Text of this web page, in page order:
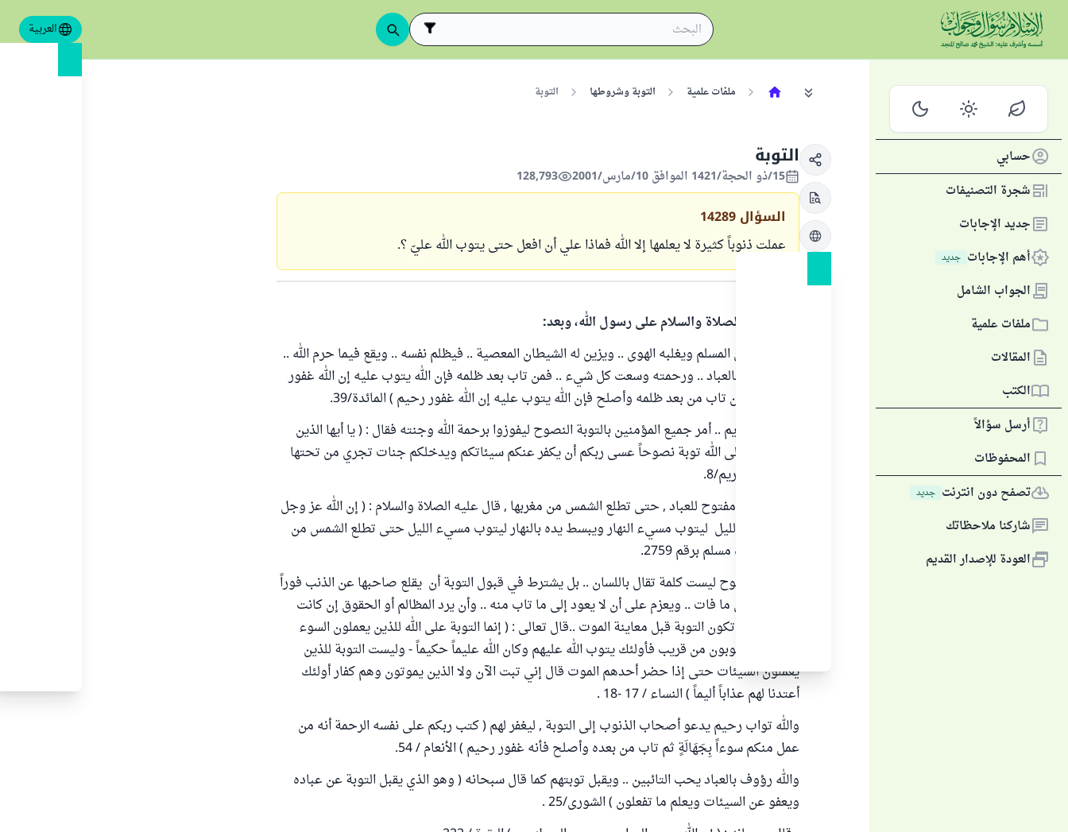
العربية
حسابي
شجرة التصنيفات
جديد الإجابات
أهم الإجابات جديد
الجواب الشامل
ملفات علمية
المقالات
الكتب
أرسل سؤالاً
المحفوظات
تصفح دون انترنت جديد
شاركنا ملاحظاتك
العودة للإصدار القديم
ملفات علمية التوبة وشروطها التوبة
التوبة
15/ذو الحجة/1421 الموافق 10/مارس/2001 128,793
السؤال 14289
عملت ذنوباً كثيرة لا يعلمها إلا الله فماذا علي أن افعل حتى يتوب الله عليّ ؟.
الحمد لله والصلاة والسلام على رسول الله، وبعد:
يضعف إيمان المسلم ويغلبه الهوى .. ويزين له الشيطان المعصية .. فيظلم نفسه .. ويقع فيما حرم الله ..
والله لطيف بالعباد .. ورحمته وسعت كل شيء .. فمن تاب بعد ظلمه فإن الله يتوب عليه إن الله غفور
رحيم .. ( فمن تاب من بعد ظلمه وأصلح فإن الله يتوب عليه إن الله غفور رحيم ) المائدة/39.
والله عفو كريم .. أمر جميع المؤمنين بالتوبة النصوح ليفوزوا برحمة الله وجنته فقال : ( يا أيها الذين
آمنوا توبوا إلى الله توبة نصوحاً عسى ربكم أن يكفر عنكم سيئاتكم ويدخلكم جنات تجري من تحتها
الأنهار ) التحريم/8.
وباب التوبة مفتوح للعباد , حتى تطلع الشمس من مغربها , قال عليه الصلاة والسلام : ( إن الله عز وجل
يبسط يده بالليل ليتوب مسيء النهار ويبسط يده بالنهار ليتوب مسيء الليل حتى تطلع الشمس من
مغربها ) رواه مسلم برقم 2759.
والتوبة النصوح ليست كلمة تقال باللسان .. بل يشترط في قبول التوبة أن يقلع صاحبها عن الذنب فوراً
.. ويندم على ما فات .. ويعزم على أن لا يعود إلى ما تاب منه .. وأن يرد المظالم أو الحقوق إن كانت
لأهلها .. وأن تكون التوبة قبل معاينة الموت ..قال تعالى : ( إنما التوبة على الله للذين يعملون السوء
بجهالة ثم يتوبون من قريب فأولئك يتوب الله عليهم وكان الله عليماً حكيماً - وليست التوبة للذين
يعملون السيئات حتى إذا حضر أحدهم الموت قال إني تبت الآن ولا الذين يموتون وهم كفار أولئك
أعتدنا لهم عذاباً أليماً ) النساء / 17 -18 .
والله تواب رحيم يدعو أصحاب الذنوب إلى التوبة , ليغفر لهم ( كتب ربكم على نفسه الرحمة أنه من
عمل منكم سوءاً بِجَهَالَةٍ ثم تاب من بعده وأصلح فأنه غفور رحيم ) الأنعام / 54.
والله رؤوف بالعباد يحب التائبين .. ويقبل توبتهم كما قال سبحانه ( وهو الذي يقبل التوبة عن عباده
ويعفو عن السيئات ويعلم ما تفعلون ) الشورى/25 .